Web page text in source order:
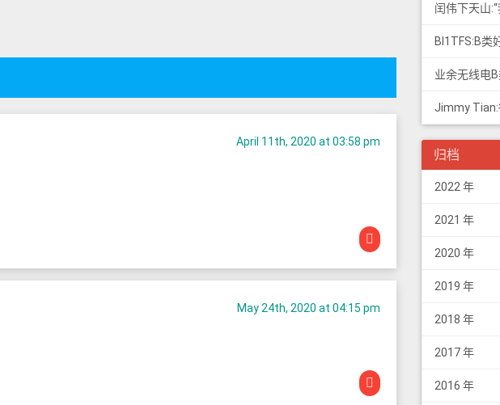
April 11th, 2020 at 03:58 pm
May 24th, 2020 at 04:15 pm
归档
2022 年
2021 年
2020 年
2019 年
2018 年
2017 年
2016 年